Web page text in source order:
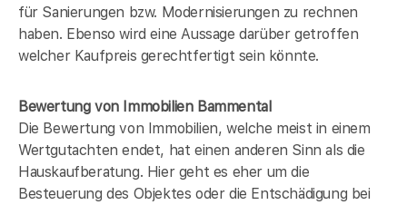
für Sanierungen bzw. Modernisierungen zu rechnen
haben. Ebenso wird eine Aussage darüber getroffen
welcher Kaufpreis gerechtfertigt sein könnte.
Bewertung von Immobilien Bammental
Die Bewertung von Immobilien, welche meist in einem
Wertgutachten endet, hat einen anderen Sinn als die
Hauskaufberatung. Hier geht es eher um die
Besteuerung des Objektes oder die Entschädigung bei